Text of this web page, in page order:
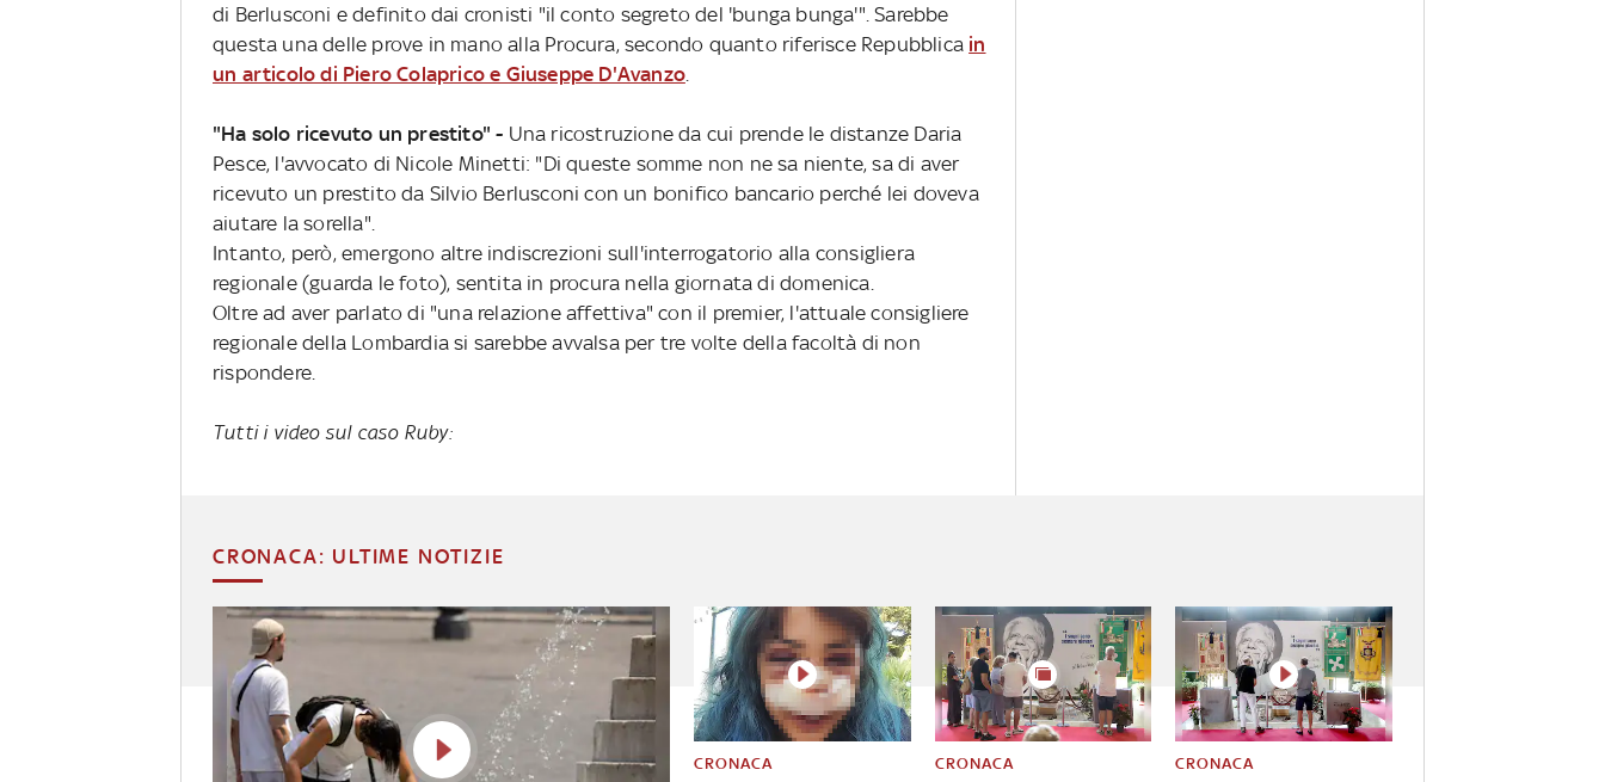
di Berlusconi e definito dai cronisti "il conto segreto del 'bunga bunga'". Sarebbe
questa una delle prove in mano alla Procura, secondo quanto riferisce Repubblica in
un articolo di Piero Colaprico e Giuseppe D'Avanzo.
"Ha solo ricevuto un prestito" - Una ricostruzione da cui prende le distanze Daria
Pesce, l'avvocato di Nicole Minetti: "Di queste somme non ne sa niente, sa di aver
ricevuto un prestito da Silvio Berlusconi con un bonifico bancario perché lei doveva
aiutare la sorella".
Intanto, però, emergono altre indiscrezioni sull'interrogatorio alla consigliera
regionale (guarda le foto), sentita in procura nella giornata di domenica.
Oltre ad aver parlato di "una relazione affettiva" con il premier, l'attuale consigliere
regionale della Lombardia si sarebbe avvalsa per tre volte della facoltà di non
rispondere.
Tutti i video sul caso Ruby:
CRONACA: ULTIME NOTIZIE
CRONACA CRONACA CRONACA